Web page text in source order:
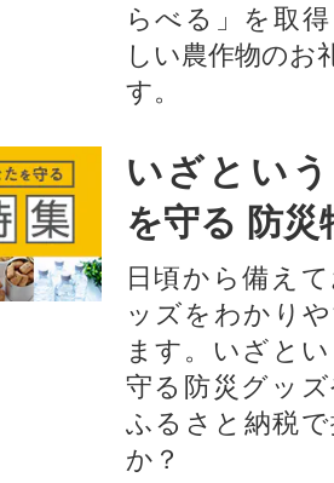
らべる」を取
しい農作物のお
す。​
いざとい
を守る 防災
日頃から備え
ッズをわかり
ます。いざと
守る防災グッ
ふるさと納税
か？